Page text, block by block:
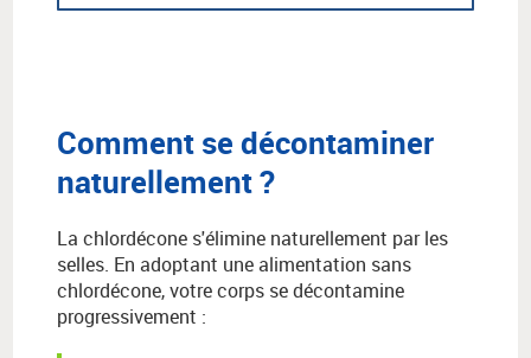
Comment se décontaminer
naturellement ?
La chlordécone s'élimine naturellement par les
selles. En adoptant une alimentation sans
chlordécone, votre corps se décontamine
progressivement :